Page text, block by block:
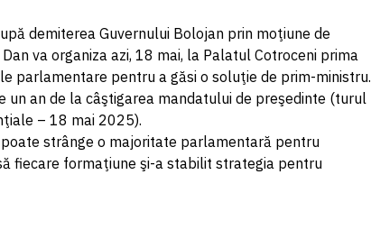
demiterea Guvernului Bolojan prin moţiune de
va organiza azi, 18 mai, la Palatul Cotroceni prima
parlamentare pentru a găsi o soluţie de prim-ministru.
un an de la câştigarea mandatului de preşedinte (turul
– 18 mai 2025).
strânge o majoritate parlamentară pentru
fiecare formaţiune şi-a stabilit strategia pentru